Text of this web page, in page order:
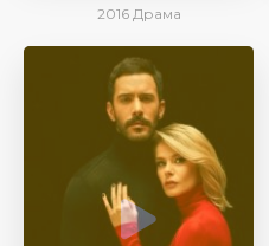
2016 Драма